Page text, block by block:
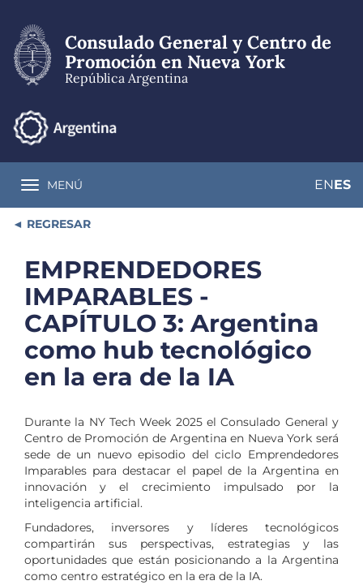
contenido
principal
Consulado General y Centro de
Promoción en Nueva York
República Argentina
Toggle navigation
MENÚ ENES
REGRESAR
EMPRENDEDORES
IMPARABLES -
CAPÍTULO 3: Argentina
como hub tecnológico
en la era de la IA
Durante la NY Tech Week 2025 el Consulado General y
Centro de Promoción de Argentina en Nueva York será
sede de un nuevo episodio del ciclo Emprendedores
Imparables para destacar el papel de la Argentina en
innovación y el crecimiento impulsado por la
inteligencia artificial.
Fundadores, inversores y líderes tecnológicos
compartirán sus perspectivas, estrategias y las
oportunidades que están posicionando a la Argentina
como centro estratégico en la era de la IA.